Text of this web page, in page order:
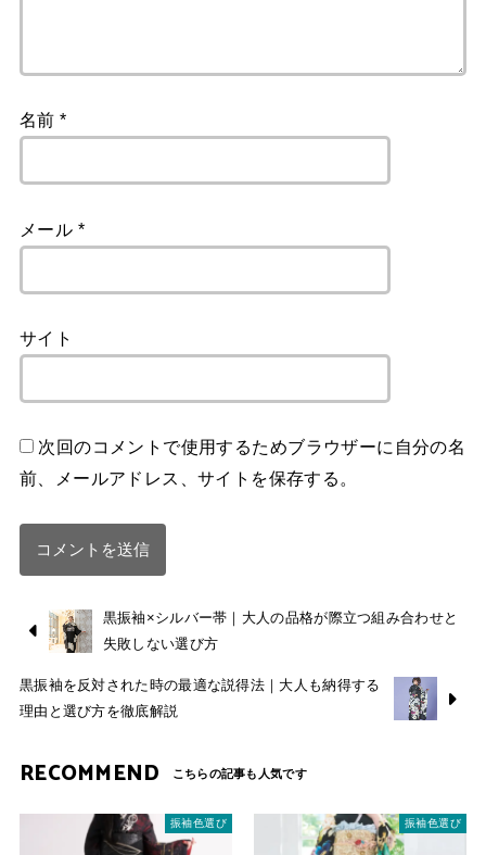
名前*
メール *
サイト
次回のコメントで使用するためブラウザーに自分の名
前、メールアドレス、サイトを保存する。
黒振袖×シルバー帯｜大人の品格が際立つ組み合わせと
失敗しない選び方
黒振袖を反対された時の最適な説得法｜大人も納得する
理由と選び方を徹底解説
RECOMMEND
振袖色選び 振袖色選び